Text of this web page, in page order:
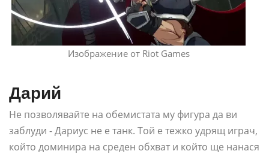
Изображение от Riot Games
Дарий
Не позволявайте на обемистата му фигура да ви
заблуди - Дариус не е танк. Той е тежко удрящ играч,
който доминира на среден обхват и който ще нанася